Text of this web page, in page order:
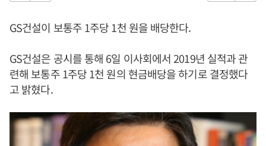
GS건설이 보통주 1주당 1천 원을 배당한다.
GS건설은 공시를 통해 6일 이사회에서 2019년 실적과 관
련해 보통주 1주당 1천 원의 현금배당을 하기로 결정했다
고 밝혔다.